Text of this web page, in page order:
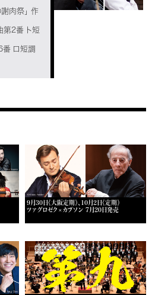
謝肉祭」 作
第2番 ト短
番 ロ短調
9月30日《大阪定期》、10月2日《定期》
ツァグロゼク×カプソン 7月20日発売